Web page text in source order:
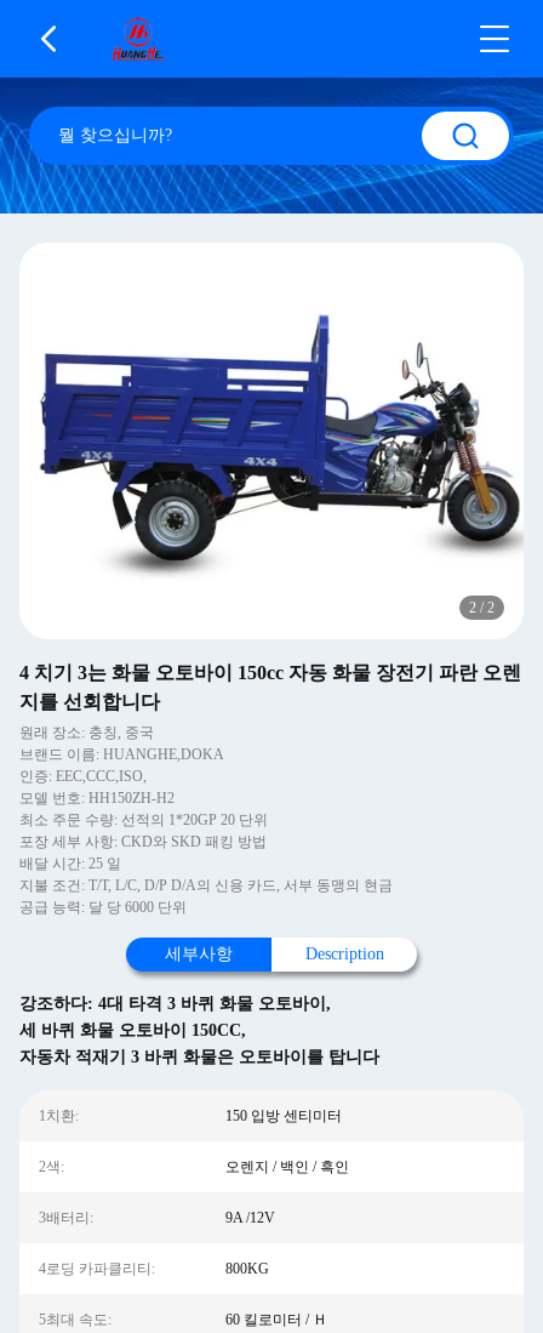
2 / 2
4 치기 3는 화물 오토바이 150cc 자동 화물 장전기 파란 오렌
지를 선회합니다
원래 장소: 충칭, 중국
브랜드 이름: HUANGHE,DOKA
인증: EEC,CCC,ISO,
모델 번호: HH150ZH-H2
최소 주문 수량: 선적의 1*20GP 20 단위
포장 세부 사항: CKD와 SKD 패킹 방법
배달 시간: 25 일
지불 조건: T/T, L/C, D/P D/A의 신용 카드, 서부 동맹의 현금
공급 능력: 달 당 6000 단위
세부사항 Description
강조하다: 4대 타격 3 바퀴 화물 오토바이 ,
세 바퀴 화물 오토바이 150CC,
자동차 적재기 3 바퀴 화물은 오토바이를 탑니다
1치환: 150 입방 센티미터
2색: 오렌지 / 백인 / 흑인
3배터리: 9A /12V
4로딩 카파클리티: 800KG
5최대 속도: 60 킬로미터 / Ｈ